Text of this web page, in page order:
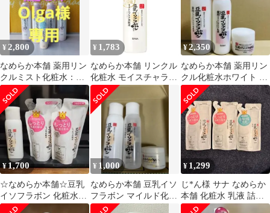
¥ 2,800
なめらか本舗 薬用リン
クルミスト化粧水：
150g×4本×微細ミニ
50g：1本付き
¥ 1,783
なめらか本舗 リンクル
化粧水 モイスチャライ
ジング N 200ml 豆乳イ
ソフラ
¥2,350
なめらか本舗 薬用リン
クル化粧水ホワイト 3
点セット
¥ 1,700
☆なめらか本舗☆豆乳
イソフラボン 化粧水セ
ット
¥ 1,000
なめらか本舗 豆乳イソ
フラボン マイルド化粧
水 乳液 ナイトクリーム
¥ 1,299
じ*ん様 サナ なめらか
本舗 化粧水 乳液 詰替
用 3点セット